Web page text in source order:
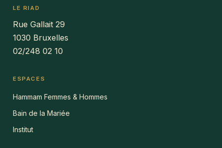
LE RIAD
Rue Gallait 29
1030 Bruxelles
02/248 02 10
ESPACES
Hammam Femmes & Hommes
Bain de la Mariée
Institut